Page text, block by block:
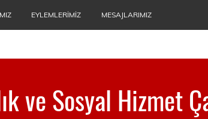
EYLEMLERIMIZ MESAJLARIMIZ
ve Sosyal Hizmet